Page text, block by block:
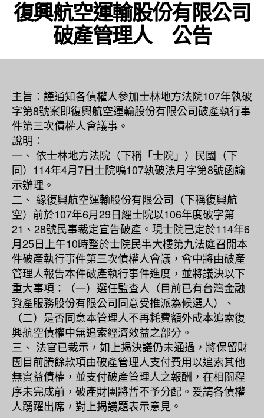
復興航空運輸股份有限公司
破產管理人 公告
主旨：謹通知各債權人參加士林地方法院107年執破
字第8號案即復興航空運輸股份有限公司破產執行事
件第三次債權人會議事。
說明：
一、 依士林地方法院（下稱「士院」）民國（下
同）114年4月7日士院鳴107執破法月字第8號函諭
示辦理。
二、 緣復興航空運輸股份有限公司（下稱復興航
空）前於107年6月29日經士院以106年度破字第
21、28號民事裁定宣告破產。現士院已定於114年6
月25日上午10時整於士院民事大樓第九法庭召開本
件破產執行事件第三次債權人會議，會中將由破產
管理人報告本件破產執行事件進度，並將議決以下
重大事項：（一）選任監查人（目前已有台灣金融
資產服務股份有限公司同意受推派為候選人）、
（二）是否同意本管理人不再耗費額外成本追索復
興航空債權中無追索經濟效益之部分。
三、 法官已裁示，如上揭決議仍未通過，將保留財
團目前賸餘款項由破產管理人支付費用以追索其他
無實益債權，並支付破產管理人之報酬，在相關程
序未完成前，破產財團將暫不予分配。爰請各債權
人踴躍出席，對上揭議題表示意見。